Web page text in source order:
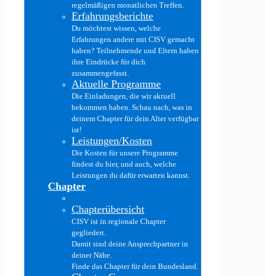
regelmäßigen monatlichen Treffen.
Erfahrungsberichte
Du möchtest wissen, welche
Erfahrungen andere mit CISV gemacht
haben? Teilnehmende und Eltern haben
ihre Eindrücke für dich
zusammengefasst.
Aktuelle Programme
Die Einladungen, die wir aktuell
bekommen haben. Schau nach, was in
deinem Chapter für dein Alter verfügbar
ist!
Leistungen/Kosten
Die Kosten für unsere Programme
findest du hier, und auch, welche
Leistungen du dafür erwarten kannst.
Chapter
Chapterübersicht
CISV ist in regionale Chapter
gegliedert.
Damit sind deine Ansprechpartner in
deiner Nähe.
Finde das Chapter für dein Bundesland.